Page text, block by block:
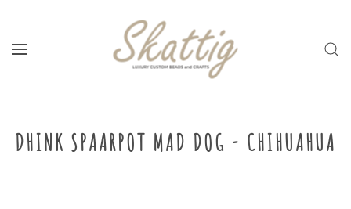
Skip to main content
DHINK SPAARPOT MAD DOG - CHIHUAHUA